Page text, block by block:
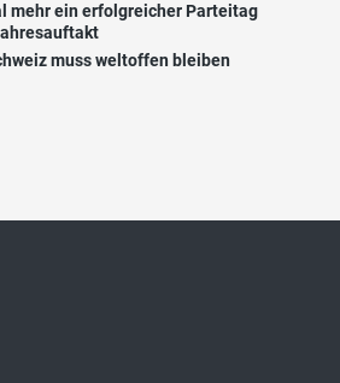
mehr ein erfolgreicher Parteitag
muss weltoffen bleiben